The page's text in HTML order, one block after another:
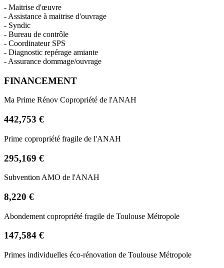
- Maitrise d'œuvre
- Assistance à maitrise d'ouvrage
- Syndic
- Bureau de contrôle
- Coordinateur SPS
- Diagnostic repérage amiante
- Assurance dommage/ouvrage
FINANCEMENT
Ma Prime Rénov Copropriété de l'ANAH
442,753 €
Prime copropriété fragile de l'ANAH
295,169 €
Subvention AMO de l'ANAH
8,220 €
Abondement copropriété fragile de Toulouse Métropole
147,584 €
Primes individuelles éco-rénovation de Toulouse Métropole